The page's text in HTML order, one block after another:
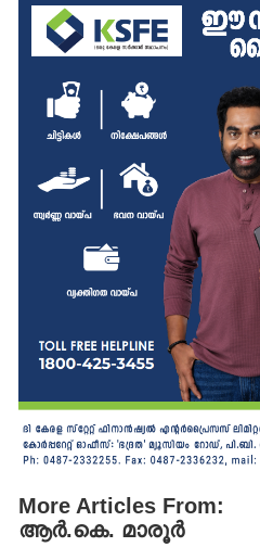
More Articles From:
ആർ.കെ. മാരൂർ